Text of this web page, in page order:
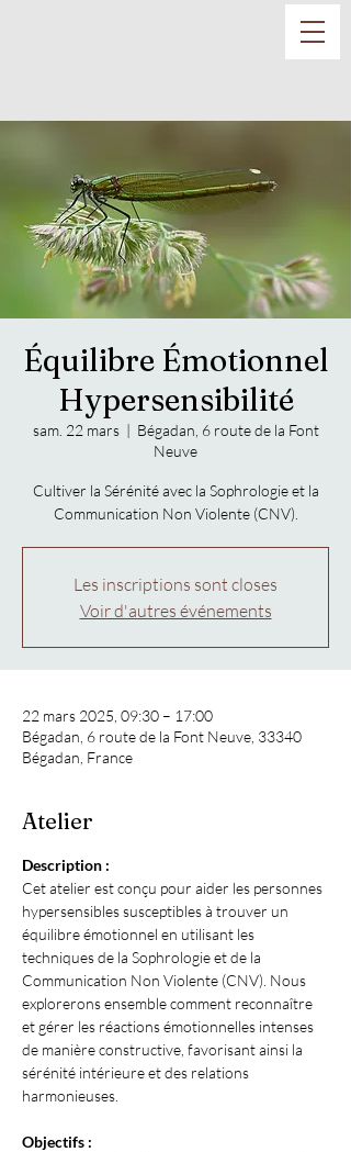
Équilibre Émotionnel
Hypersensibilité
sam. 22 mars
  |
Bégadan, 6 route de la Font
Neuve
Cultiver la Sérénité avec la Sophrologie et la
Communication Non Violente (CNV).
Les inscriptions sont closes
Voir d'autres événements
22 mars 2025, 09:30 – 17:00
Bégadan, 6 route de la Font Neuve, 33340
Bégadan, France
Atelier
Description :
Cet atelier est conçu pour aider les personnes
hypersensibles susceptibles à trouver un
équilibre émotionnel en utilisant les
techniques de la Sophrologie et de la
Communication Non Violente (CNV). Nous
explorerons ensemble comment reconnaître
et gérer les réactions émotionnelles intenses
de manière constructive, favorisant ainsi la
sérénité intérieure et des relations
harmonieuses.
Objectifs :